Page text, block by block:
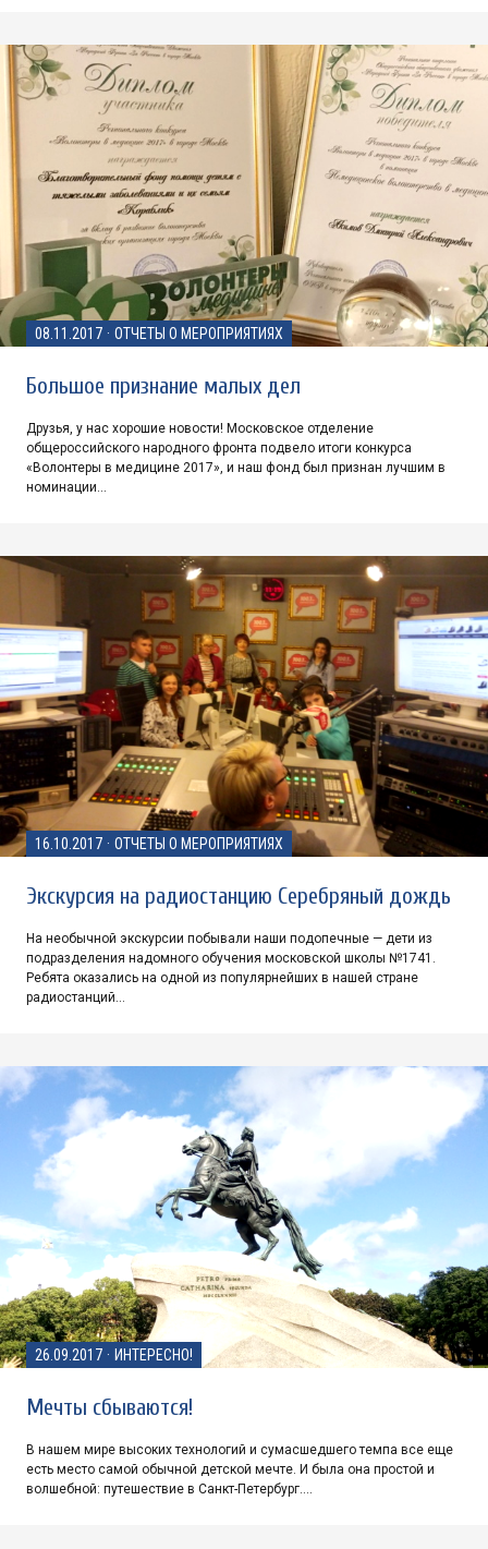
08.11.2017 · ОТЧЕТЫ О МЕРОПРИЯТИЯХ
Большое признание малых дел
Друзья, у нас хорошие новости! Московское отделение
общероссийского народного фронта подвело итоги конкурса
«Волонтеры в медицине 2017», и наш фонд был признан лучшим в
номинации…
16.10.2017 · ОТЧЕТЫ О МЕРОПРИЯТИЯХ
Экскурсия на радиостанцию Серебряный дождь
На необычной экскурсии побывали наши подопечные — дети из
подразделения надомного обучения московской школы №1741.
Ребята оказались на одной из популярнейших в нашей стране
радиостанций…
26.09.2017 · ИНТЕРЕСНО!
Мечты сбываются!
В нашем мире высоких технологий и сумасшедшего темпа все еще
есть место самой обычной детской мечте. И была она простой и
волшебной: путешествие в Санкт-Петербург.…